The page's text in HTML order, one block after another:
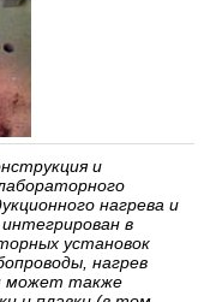
и
нагрева и
в
установок
нагрев
может также